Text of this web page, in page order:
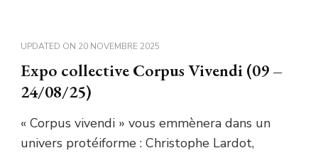
UPDATED ON 20 NOVEMBRE 2025
Expo collective Corpus Vivendi (09 –
24/08/25)
« Corpus vivendi » vous emmènera dans un
univers protéiforme : Christophe Lardot,